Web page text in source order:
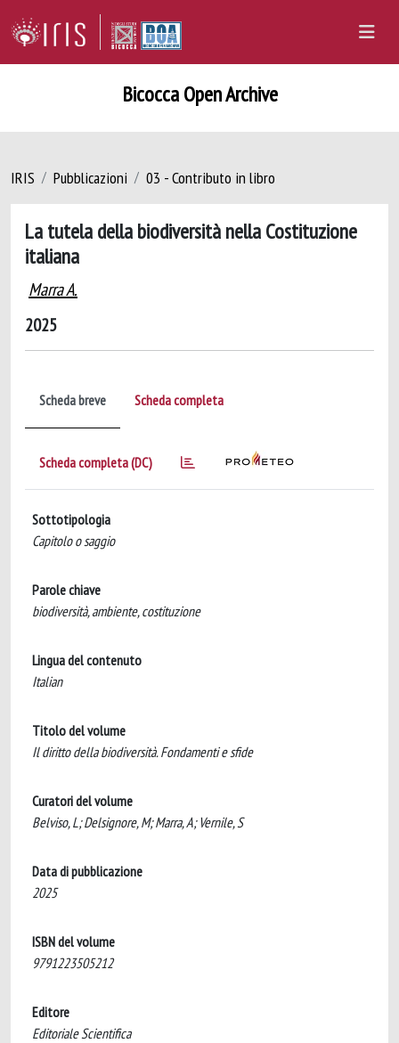
Bicocca Open Archive
IRIS Pubblicazioni 03 - Contributo in libro
La tutela della biodiversità nella Costituzione
italiana
Marra A.
2025
Scheda breve Scheda completa
Scheda completa (DC)
Sottotipologia
Capitolo o saggio
Parole chiave
biodiversità, ambiente, costituzione
Lingua del contenuto
Italian
Titolo del volume
Il diritto della biodiversità. Fondamenti e sfide
Curatori del volume
Belviso, L; Delsignore, M; Marra, A; Vernile, S
Data di pubblicazione
2025
ISBN del volume
9791223505212
Editore
Editoriale Scientifica